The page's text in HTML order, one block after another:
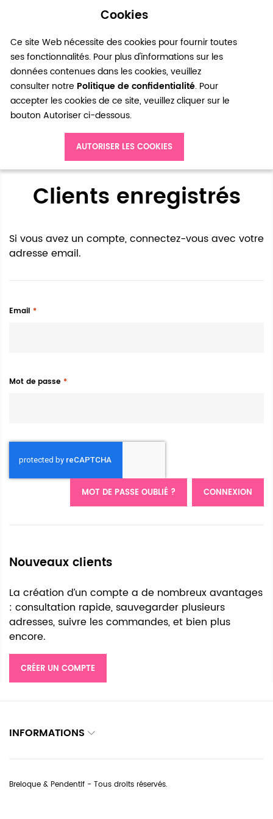
Cookies
Ce site Web nécessite des cookies pour fournir toutes
ses fonctionnalités. Pour plus d'informations sur les
données contenues dans les cookies, veuillez
consulter notre Politique de confidentialité. Pour
accepter les cookies de ce site, veuillez cliquer sur le
bouton Autoriser ci-dessous.
AUTORISER LES COOKIES
0
Accès client
Clients enregistrés
Si vous avez un compte, connectez-vous avec votre
adresse email.
Email
Mot de passe
CONNEXION
MOT DE PASSE OUBLIÉ ?
Nouveaux clients
La création d’un compte a de nombreux avantages
: consultation rapide, sauvegarder plusieurs
adresses, suivre les commandes, et bien plus
encore.
CRÉER UN COMPTE
INFORMATIONS
Breloque & Pendentif - Tous droits réservés.